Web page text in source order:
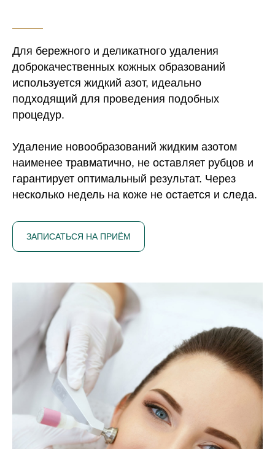
Для бережного и деликатного удаления
доброкачественных кожных образований
используется жидкий азот, идеально
подходящий для проведения подобных
процедур.
Удаление новообразований жидким азотом
наименее травматично, не оставляет рубцов и
гарантирует оптимальный результат. Через
несколько недель на коже не остается и следа.
ЗАПИСАТЬСЯ НА ПРИЁМ